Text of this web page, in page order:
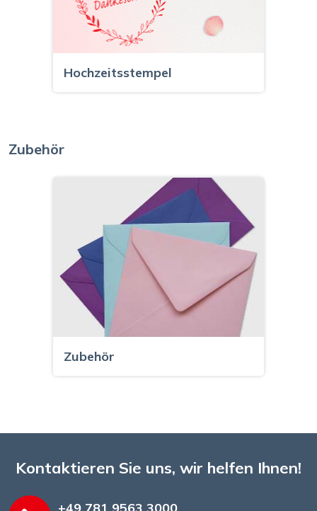
Hochzeitsstempel
Zubehör
Zubehör
Kontaktieren Sie uns, wir helfen Ihnen!
+49 781 9563 3000